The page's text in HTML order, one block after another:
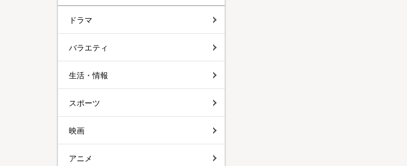
ドラマ
バラエティ
生活・情報
スポーツ
映画
アニメ